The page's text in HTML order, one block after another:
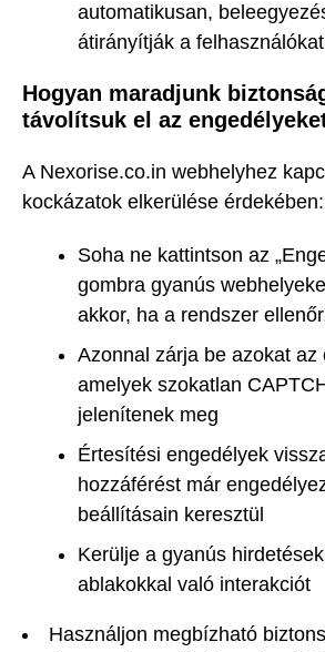
automatikusan,
átirányítják a felhasználókat
Hogyan maradjunk
távolítsuk el az
A Nexorise.co.in webhelyhez
kockázatok elkerülése érdekében:
Soha ne kattintson az
gombra gyanús
akkor, ha a rendszer
Azonnal zárja be azokat az
amelyek szokatlan
jelenítenek meg
Értesítési engedélyek
hozzáférést már
beállításain keresztül
Kerülje a gyanús
ablakokkal való interakciót
Használjon megbízható